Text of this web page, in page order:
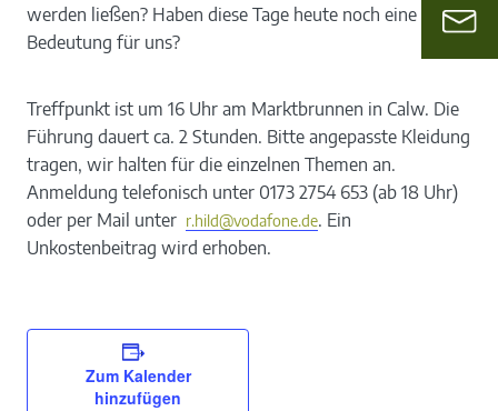
werden ließen? Haben diese Tage heute noch eine
Bedeutung für uns?
Treffpunkt ist um 16 Uhr am Marktbrunnen in Calw. Die
Führung dauert ca. 2 Stunden. Bitte angepasste Kleidung
tragen, wir halten für die einzelnen Themen an.
Anmeldung telefonisch unter 0173 2754 653 (ab 18 Uhr)
oder per Mail unter r.hild@vodafone.de. Ein
Unkostenbeitrag wird erhoben.
Zum Kalender
hinzufügen